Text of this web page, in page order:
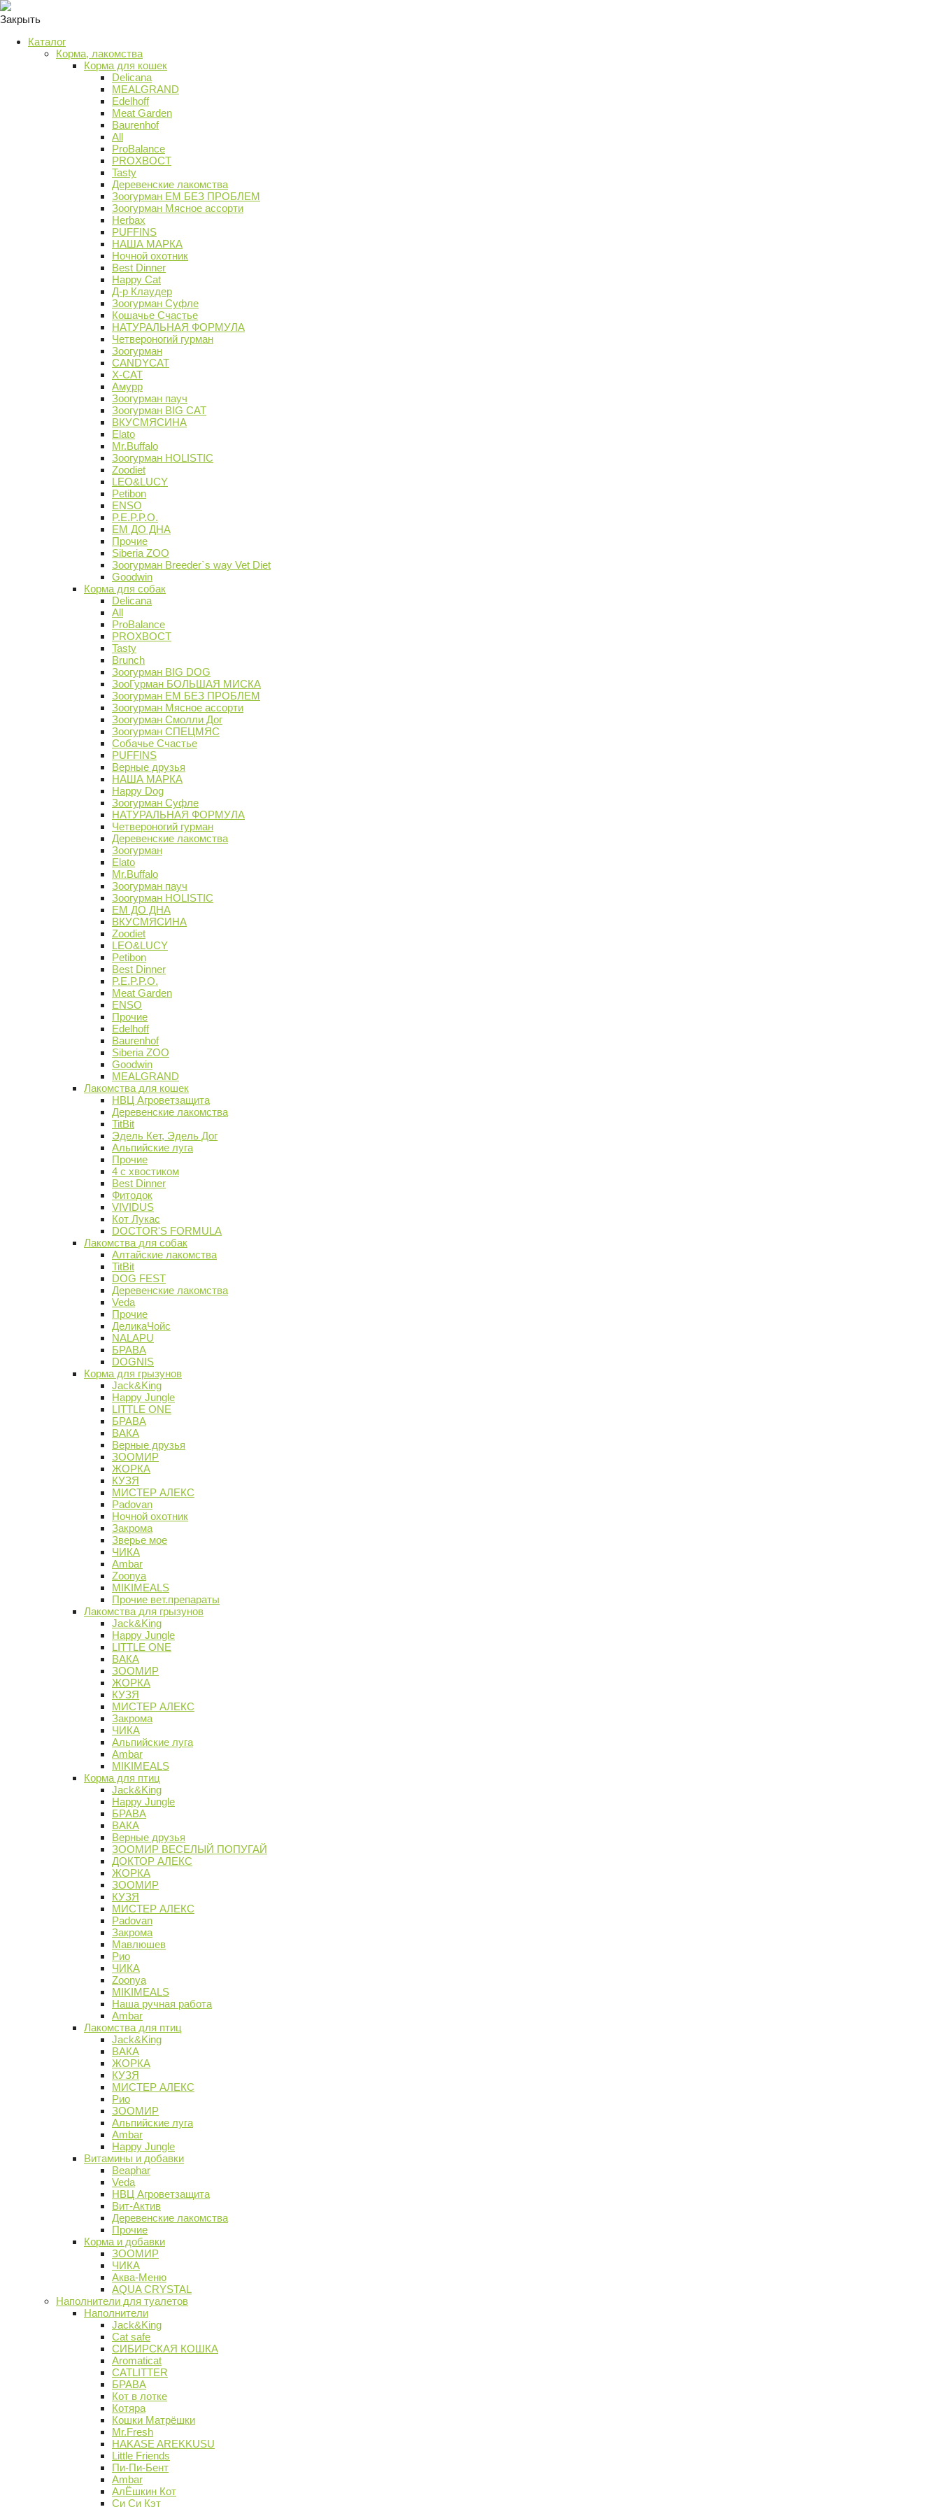
Закрыть
Каталог
Корма, лакомства
Корма для кошек
Delicana
MEALGRAND
Edelhoff
Meat Garden
Baurenhof
All
ProBalance
PROХВОСТ
Tasty
Деревенские лакомства
Зоогурман ЕМ БЕЗ ПРОБЛЕМ
Зоогурман Мясное ассорти
Herbax
PUFFINS
НАША МАРКА
Ночной охотник
Best Dinner
Happy Cat
Д-р Клаудер
Зоогурман Суфле
Кошачье Счастье
НАТУРАЛЬНАЯ ФОРМУЛА
Четвероногий гурман
Зоогурман
CANDYCAT
X-CAT
Амурр
Зоогурман пауч
Зоогурман BIG CAT
ВКУСМЯСИНА
Elato
Mr.Buffalo
Зоогурман HOLISTIC
Zoodiet
LEO&LUCY
Petibon
ENSO
P.E.P.P.O.
ЕМ ДО ДНА
Прочие
Siberia ZOO
Зоогурман Breeder`s way Vet Diet
Goodwin
Корма для собак
Delicana
All
ProBalance
PROХВОСТ
Tasty
Brunch
Зоогурман BIG DOG
ЗооГурман БОЛЬШАЯ МИСКА
Зоогурман ЕМ БЕЗ ПРОБЛЕМ
Зоогурман Мясное ассорти
Зоогурман Смолли Дог
Зоогурман СПЕЦМЯС
Собачье Счастье
PUFFINS
Верные друзья
НАША МАРКА
Happy Dog
Зоогурман Суфле
НАТУРАЛЬНАЯ ФОРМУЛА
Четвероногий гурман
Деревенские лакомства
Зоогурман
Elato
Mr.Buffalo
Зоогурман пауч
Зоогурман HOLISTIC
ЕМ ДО ДНА
ВКУСМЯСИНА
Zoodiet
LEO&LUCY
Petibon
Best Dinner
P.E.P.P.O.
Meat Garden
ENSO
Прочие
Edelhoff
Baurenhof
Siberia ZOO
Goodwin
MEALGRAND
Лакомства для кошек
НВЦ Агроветзащита
Деревенские лакомства
TitBit
Эдель Кет, Эдель Дог
Альпийские луга
Прочие
4 с хвостиком
Best Dinner
Фитодок
VIVIDUS
Кот Лукас
DOCTOR'S FORMULA
Лакомства для собак
Алтайские лакомства
TitBit
DOG FEST
Деревенские лакомства
Veda
Прочие
ДеликаЧойс
NALAPU
БРАВА
DOGNIS
Корма для грызунов
Jack&King
Happy Jungle
LITTLE ONE
БРАВА
ВАКА
Верные друзья
ЗООМИР
ЖОРКА
КУЗЯ
МИСТЕР АЛЕКС
Padovan
Ночной охотник
Закрома
Зверье мое
ЧИКА
Ambar
Zoonya
MIKIMEALS
Прочие вет.препараты
Лакомства для грызунов
Jack&King
Happy Jungle
LITTLE ONE
ВАКА
ЗООМИР
ЖОРКА
КУЗЯ
МИСТЕР АЛЕКС
Закрома
ЧИКА
Альпийские луга
Ambar
MIKIMEALS
Корма для птиц
Jack&King
Happy Jungle
БРАВА
ВАКА
Верные друзья
ЗООМИР ВЕСЕЛЫЙ ПОПУГАЙ
ДОКТОР АЛЕКС
ЖОРКА
ЗООМИР
КУЗЯ
МИСТЕР АЛЕКС
Padovan
Закрома
Мавлюшев
Рио
ЧИКА
Zoonya
MIKIMEALS
Наша ручная работа
Ambar
Лакомства для птиц
Jack&King
ВАКА
ЖОРКА
КУЗЯ
МИСТЕР АЛЕКС
Рио
ЗООМИР
Альпийские луга
Ambar
Happy Jungle
Витамины и добавки
Beaphar
Veda
НВЦ Агроветзащита
Вит-Актив
Деревенские лакомства
Прочие
Корма и добавки
ЗООМИР
ЧИКА
Аква-Меню
AQUA CRYSTAL
Наполнители для туалетов
Наполнители
Jack&King
Cat safe
СИБИРСКАЯ КОШКА
Aromaticat
CATLITTER
БРАВА
Кот в лотке
Котяра
Кошки Матрёшки
Mr.Fresh
HAKASE AREKKUSU
Little Friends
Пи-Пи-Бент
Ambar
АлЁшкин Кот
Си Си Кэт